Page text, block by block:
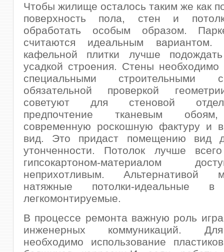
Чтобы жилище осталось таким же как
поверхность пола, стен и
обработать особым образом.
считаются идеальным вариантом.
кафельной плитки лучше
усадкой строения. Стены необходимо
специальными строительными
обязательной проверкой
советуют для стеновой
предпочтение тканевым
современную роскошную фактуру и
вид. Это придаст помещению вид
утонченности. Потолок лучше
гипсокартоном-материалом
неприхотливым. Альтернативой
натяжные потолки-
легкомонтируемые.
В процессе ремонта важную роль
инженерных коммуникаций.
необходимо использование